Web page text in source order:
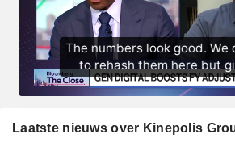
Laatste nieuws over Kinepolis